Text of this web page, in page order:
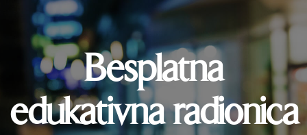
Besplatna
edukativna radionica